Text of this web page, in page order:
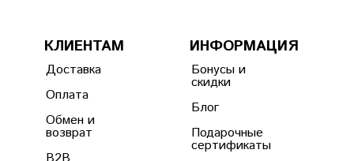
КЛИЕНТАМ
Доставка
Оплата
Обмен и
возврат
ИНФОРМАЦИЯ
Бонусы и
скидки
Блог
Подарочные
сертификаты